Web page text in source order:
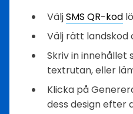
VäljSMS QR-kod
Välj rätt landskod
Skriv in innehållet
textrutan, eller
Klicka på
dess design efter